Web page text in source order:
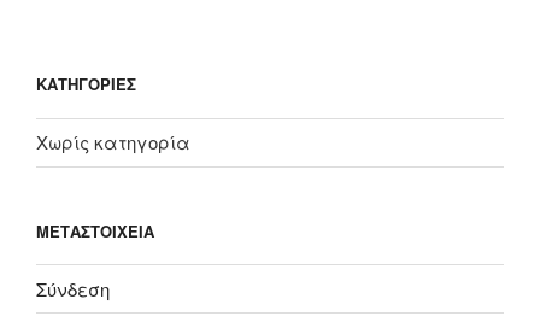
KΑΤΗΓΟΡΊΕΣ
Χωρίς κατηγορία
ΜΕΤΑΣΤΟΙΧΕΊΑ
Σύνδεση